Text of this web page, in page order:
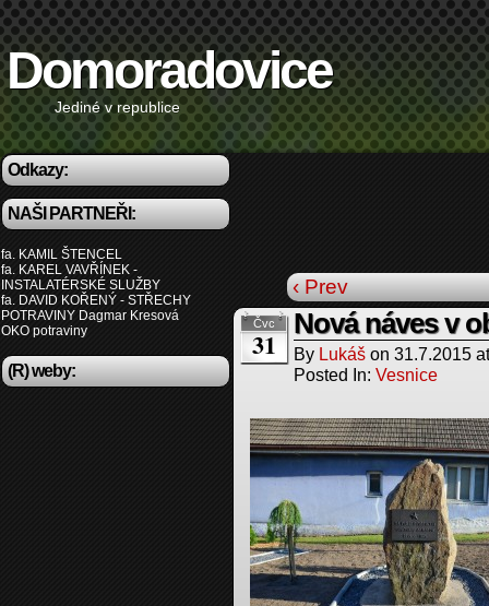
Domoradovice
Jediné v republice
Odkazy:
NAŠI PARTNEŘI:
fa. KAMIL ŠTENCEL
fa. KAREL VAVŘÍNEK -
INSTALATÉRSKÉ SLUŽBY
fa. DAVID KOŘENÝ - STŘECHY
POTRAVINY Dagmar Kresová
OKO potraviny
(R) weby:
‹ Prev
Čvc
31
Nová náves v
By Lukáš on 31.7.2015
Posted In: Vesnice